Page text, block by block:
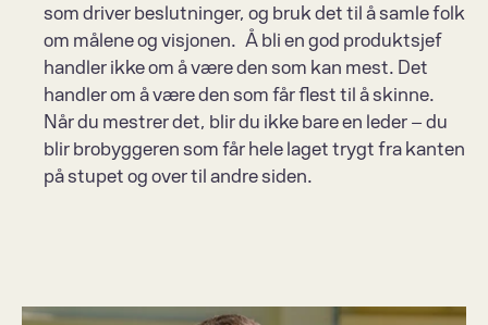
som driver beslutninger, og bruk det til å samle folk
om målene og visjonen.  Å bli en god produktsjef
handler ikke om å være den som kan mest. Det
handler om å være den som får flest til å skinne.
Når du mestrer det, blir du ikke bare en leder – du
blir brobyggeren som får hele laget trygt fra kanten
på stupet og over til andre siden.